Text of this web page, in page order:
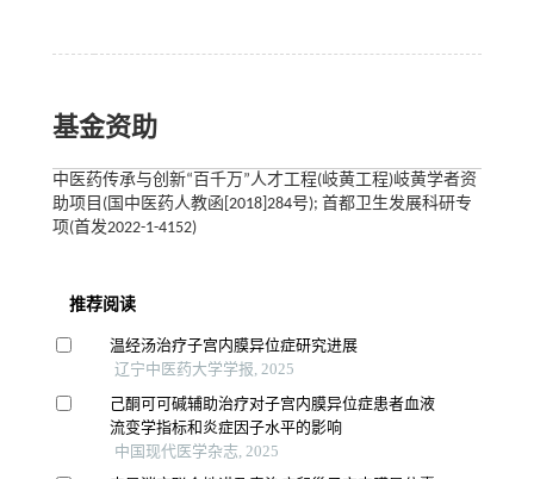
基金资助
中医药传承与创新“百千万”人才工程(岐黄工程)岐黄学者资
助项目(国中医药人教函[2018]284号); 首都卫生发展科研专
项(首发2022-1-4152)